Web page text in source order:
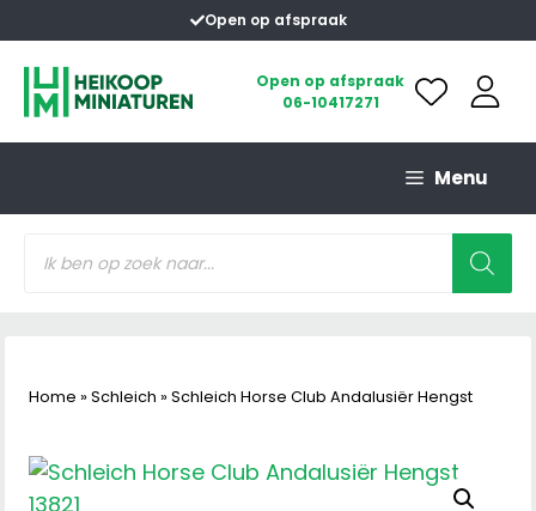
naar
inhoud
Open op afspraak
Open op afspraak
06-10417271
Menu
zoeken
Home » Schleich » Schleich Horse Club Andalusiër Hengst